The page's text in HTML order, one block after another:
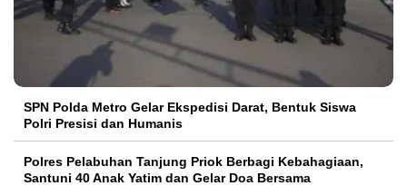
SPN Polda Metro Gelar Ekspedisi Darat, Bentuk Siswa
Polri Presisi dan Humanis
Polres Pelabuhan Tanjung Priok Berbagi Kebahagiaan,
Santuni 40 Anak Yatim dan Gelar Doa Bersama